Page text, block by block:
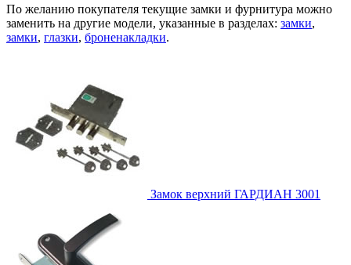
По желанию покупателя текущие замки и фурнитура можно
заменить на другие модели, указанные в разделах: замки,
замки, глазки, броненакладки.
Замок верхний ГАРДИАН 3001